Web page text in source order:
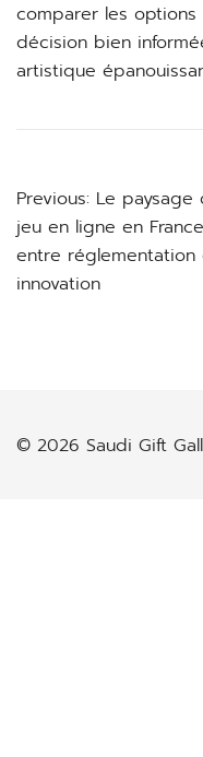
comparer les
décision bien
artistique
Post
navigation
Previous: Le paysage
jeu en ligne en
entre réglementation
innovation
© 2026 Saudi Gift